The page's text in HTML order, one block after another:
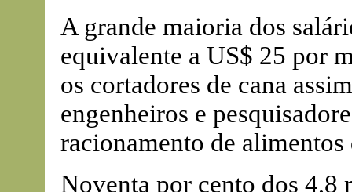
A grande maioria dos
equivalente a US$ 25 por
os cortadores de cana
engenheiros e
racionamento de alimentos
Noventa por cento dos 4,8